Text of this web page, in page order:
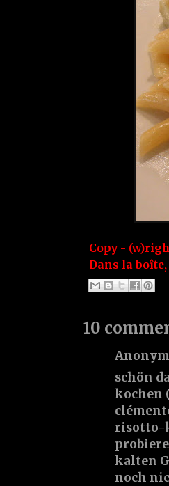
Copy -
Dans la
10
schön
kochen
risotto-
kalten
noch